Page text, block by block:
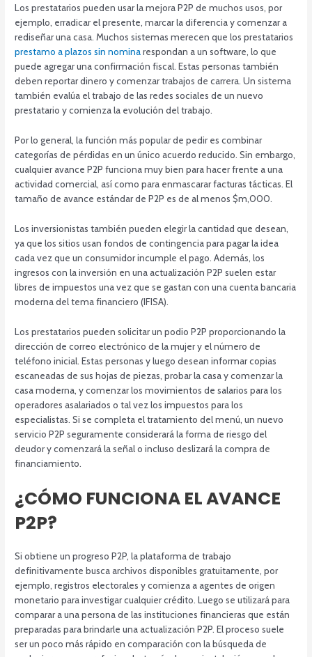
Los prestatarios pueden usar la mejora P2P de muchos usos, por
ejemplo, erradicar el presente, marcar la diferencia y comenzar a
rediseñar una casa. Muchos sistemas merecen que los prestatarios
prestamo a plazos sin nominarespondan a un software, lo que
puede agregar una confirmación fiscal. Estas personas también
deben reportar dinero y comenzar trabajos de carrera. Un sistema
también evalúa el trabajo de las redes sociales de un nuevo
prestatario y comienza la evolución del trabajo.
Por lo general, la función más popular de pedir es combinar
categorías de pérdidas en un único acuerdo reducido. Sin embargo,
cualquier avance P2P funciona muy bien para hacer frente a una
actividad comercial, así como para enmascarar facturas tácticas. El
tamaño de avance estándar de P2P es de al menos $m,000.
Los inversionistas también pueden elegir la cantidad que desean,
ya que los sitios usan fondos de contingencia para pagar la idea
cada vez que un consumidor incumple el pago. Además, los
ingresos con la inversión en una actualización P2P suelen estar
libres de impuestos una vez que se gastan con una cuenta bancaria
moderna del tema financiero (IFISA).
Los prestatarios pueden solicitar un podio P2P proporcionando la
dirección de correo electrónico de la mujer y el número de
teléfono inicial. Estas personas y luego desean informar copias
escaneadas de sus hojas de piezas, probar la casa y comenzar la
casa moderna, y comenzar los movimientos de salarios para los
operadores asalariados o tal vez los impuestos para los
especialistas. Si se completa el tratamiento del menú, un nuevo
servicio P2P seguramente considerará la forma de riesgo del
deudor y comenzará la señal o incluso deslizará la compra de
financiamiento.
¿CÓMO FUNCIONA EL AVANCE
P2P?
Si obtiene un progreso P2P, la plataforma de trabajo
definitivamente busca archivos disponibles gratuitamente, por
ejemplo, registros electorales y comienza a agentes de origen
monetario para investigar cualquier crédito. Luego se utilizará para
comparar a una persona de las instituciones financieras que están
preparadas para brindarle una actualización P2P. El proceso suele
ser un poco más rápido en comparación con la búsqueda de